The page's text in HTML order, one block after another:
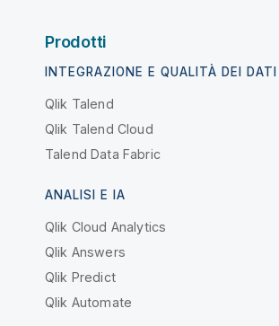
Prodotti
INTEGRAZIONE E QUALITÀ DEI DATI
Qlik Talend
Qlik Talend Cloud
Talend Data Fabric
ANALISI E IA
Qlik Cloud Analytics
Qlik Answers
Qlik Predict
Qlik Automate